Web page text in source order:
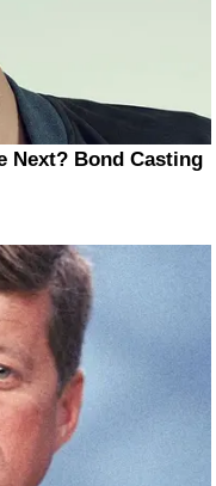
Next? Bond Casting